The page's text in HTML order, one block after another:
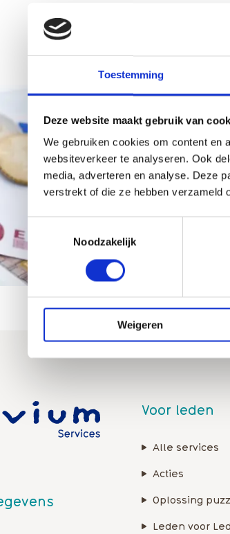
Toestemming
Deze website maakt gebruik van
We gebruiken cookies om content en
websiteverkeer te analyseren. Ook
media, adverteren en analyse. Deze
verstrekt of die ze hebben verzameld
Noodzakelijk
Weigeren
Voor leden
Alle services
Acties
Oplossing
Leden voor